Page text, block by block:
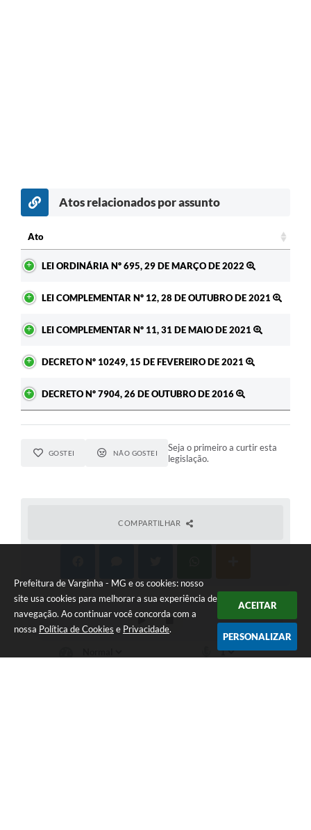
Prefeitura de Varginha - MG e os cookies: nosso
site usa cookies para melhorar a sua experiência de
navegação. Ao continuar você concorda com a
nossa Política de Cookies e Privacidade.
ACEITAR
PERSONALIZAR
Atos relacionados por assunto
Ato
LEI ORDINÁRIA Nº 695, 29 DE MARÇO DE 2022
LEI COMPLEMENTAR Nº 12, 28 DE OUTUBRO DE 2021
LEI COMPLEMENTAR Nº 11, 31 DE MAIO DE 2021
DECRETO Nº 10249, 15 DE FEVEREIRO DE 2021
DECRETO Nº 7904, 26 DE OUTUBRO DE 2016
GOSTEI NÃO GOSTEI
Seja o primeiro a curtir esta
legislação.
COMPARTILHAR